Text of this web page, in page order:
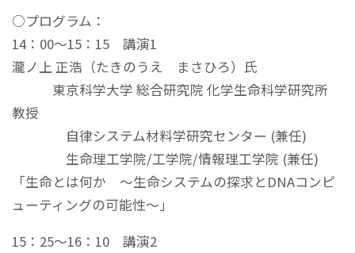
○プログラム：
14：00～15：15 講演1
瀧ノ上 正浩（たきのうえ まさひろ）氏
東京科学大学 総合研究院 化学生命科学研究所
教授
自律システム材料学研究センター (兼任)
生命理工学院/工学院/情報理工学院 (兼任)
「生命とは何か ～生命システムの探求とDNAコンピ
ューティングの可能性～」
15：25～16：10 講演2